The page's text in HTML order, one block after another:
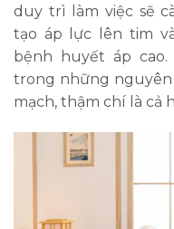
duy trì làm việc sẽ
tạo áp lực lên tim
bệnh huyết áp
trong những
mạch, thậm chí là cả